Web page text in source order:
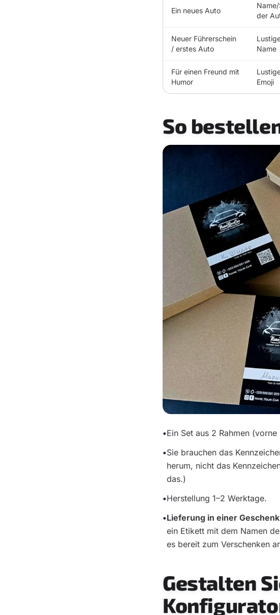
Ein neues Auto
der
Neuer Führerschein
/ erstes Auto
Name
Für einen Freund mit
Humor
Emoji
So
•Ein Set aus 2 Rahmen
•Sie brauchen das
herum, nicht das
das.)
•Herstellung 1–2 Werktage.
•Lieferung in einer
ein Etikett mit dem Namen
es bereit zum Verschenken
Gestalten